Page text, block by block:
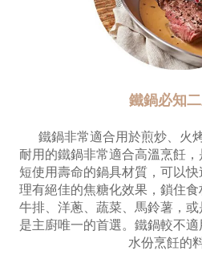
鐵鍋必知
鐵鍋非常適合用於煎炒、火
耐用的鐵鍋非常適合高溫烹飪
短使用壽命的鍋具材質，可以
理有絕佳的焦糖化效果，鎖住
牛排、洋蔥、蔬菜、馬鈴薯，
是主廚唯一的首選。鐵鍋較不
水份烹飪的